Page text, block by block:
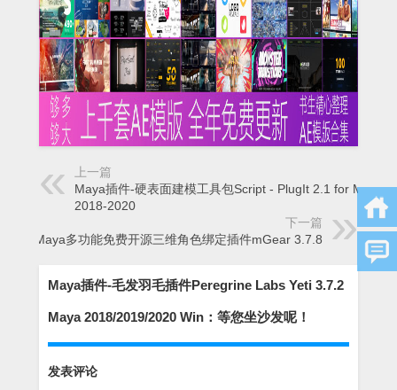
上一篇
Maya插件-硬表面建模工具包Script - PlugIt 2.1 for Maya
2018-2020
下一篇
Maya多功能免费开源三维角色绑定插件mGear 3.7.8
Maya插件-毛发羽毛插件Peregrine Labs Yeti 3.7.2
Maya 2018/2019/2020 Win：等您坐沙发呢！
发表评论